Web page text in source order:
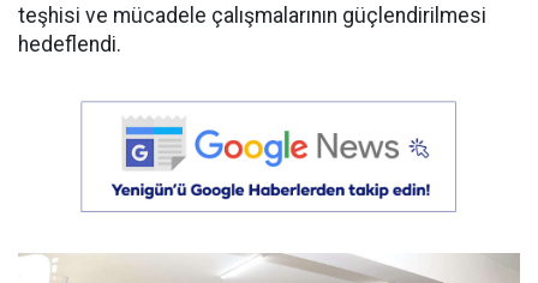
teşhisi ve mücadele çalışmalarının güçlendirilmesi
hedeflendi.